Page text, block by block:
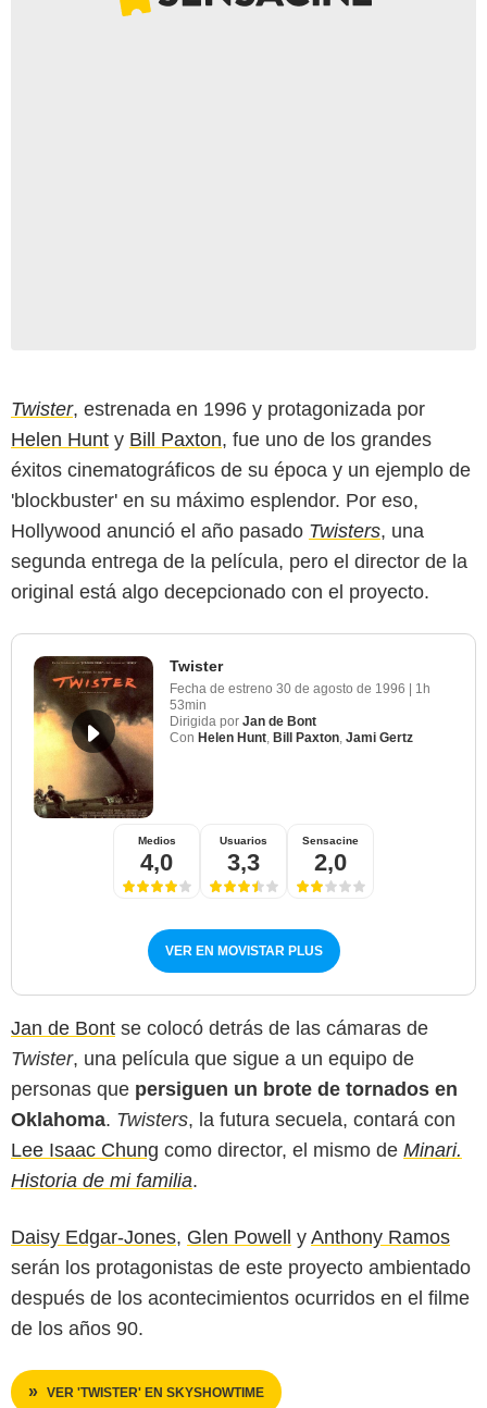
Twister, estrenada en 1996 y protagonizada por
Helen Hunt y Bill Paxton, fue uno de los grandes
éxitos cinematográficos de su época y un ejemplo de
'blockbuster' en su máximo esplendor. Por eso,
Hollywood anunció el año pasado Twisters, una
segunda entrega de la película, pero el director de la
original está algo decepcionado con el proyecto.
Twister
Fecha de estreno 30 de agosto de 1996 | 1h
53min
Dirigida por Jan de Bont
Con Helen Hunt Bill Paxton Jami Gertz
Medios
4,0
Usuarios
3,3
Sensacine
2,0
VER EN MOVISTAR PLUS
Jan de Bont se colocó detrás de las cámaras de
Twister, una película que sigue a un equipo de
personas que persiguen un brote de tornados en
Oklahoma. Twisters, la futura secuela, contará con
Lee Isaac Chung como director, el mismo de Minari.
Historia de mi familia.
Daisy Edgar-Jones, Glen Powell y Anthony Ramos
serán los protagonistas de este proyecto ambientado
después de los acontecimientos ocurridos en el filme
de los años 90.
VER 'TWISTER' EN SKYSHOWTIME